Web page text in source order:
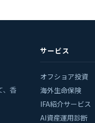
、香
サービス
オフショア投資
海外生命保険
IFA紹介サービス
AI資産運用診断